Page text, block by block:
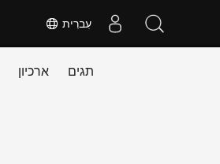
עִברִית
ארכיון תגים